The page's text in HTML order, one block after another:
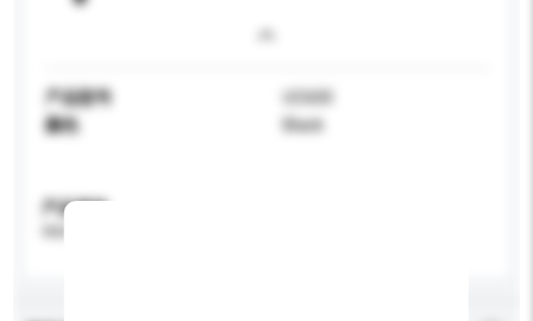
产品型号
UC600
颜色
Black
产品规格